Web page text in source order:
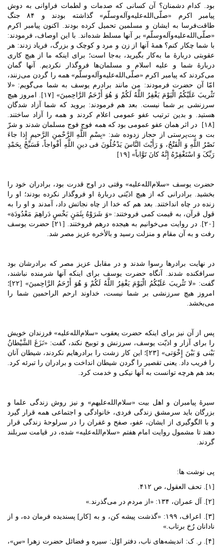
بود. کدام دشمنان؟ آن کسانی که صدمات و لطمات فراوانی به دوش
پیامبر ‌اکرم «صلّی‌الله‌علیه‌وآله‌وسلّم» گذاشته بودند و ۸۴ جنگ
طاقت‌فرسا به ایشان و مسلمین تحمیل کرده بودند. اکنون پیامبر ‌اکرم
«صلّی‌الله‌علیه‌وآله‌وسلّم» بر آنها مسلط شده‌اند. با این اوصاف، فرمودند:
با شما چکار کنم؟ همۀ آنها از زن و مرد و کوچک و بزرگ، فریاد زدند: هر
عقوبتی دربارۀ ما به‌کار بگیرید، به‌جا است؛ برای اینکه ما از هیچ کاری
دربارۀ شما و علیه اسلام و مسلمان‌ها فروگذار نکردیم. آنها گمان
می‌کردند که پیامبر اکرم «صلّی‌الله‌علیه‌وآله‌وسلّم» همه را گردن می‌زنند،
امّا آن حضرت فرمودند: من مانند برادرم یوسف به شما می‌گویم: «لا
تَثْریبَ عَلَیْکُمُ‌ الْیَوْمَ‌ یَغْفِرُ اللَّهُ لَکُمْ وَ هُوَ أَرْحَمُ الرَّاحِمینَ» [۱۷]. امروز هیچ
سرزنشی بر شما نیست. بعد هم فرمودند: بروید که شما آزاد شدگان
هستید. و بدین ترتیب عفو عمومی اعلام کردند و همه را آزاد ساختند.
[۱۸] در اثر همان عفو عمومی بود که همه فوج فوج مسلمان شدند و شرّ
بت و بت‌پرستی از حجاز زدوده شد: «بِسْمِ اللَّهِ الرَّحْمنِ الرَّحیمِ‌ إِذا جاءَ
نَصْرُ اللَّهِ وَ الْفَتْحُ، وَ رَأَیْتَ النَّاسَ یَدْخُلُونَ فی‌ دینِ اللَّهِ أَفْواجاً، فَسَبِّحْ بِحَمْدِ
رَبِّکَ وَ اسْتَغْفِرْهُ إِنَّهُ کانَ تَوَّاباً» [۱۹]
حضرت یوسف «سلام‌الله‌علیه» وقتی در اوج قدرت بود، برادران خود را
بخشید. برادرانی که از هیچ اذیّتی دربارۀ او فروگذار نکرده بودند؛ او را
زنده در چاه انداختند. بعد هم که خدا از چاه نجاتش داد، آمدند و او را به
قول قرآن، به قیمت کمی فروختند: «وَ شَرَوْهُ بِثَمَنٍ‌ بَخْسٍ‌ دَراهِمَ مَعْدُودَة»
[۲۰]. در روایت می‌خوانیم ‌به هیجده درهم فروختند. [۲۱] حضرت یوسف
رفت و به آن مقام و منزلت رسید و بالأخره عزیز مصر شد.
در نهایت برادرها رسوا شدند و در مقابل عزیز مصر که برادرشان بود
سرافکنده شدند. آنگاه حضرت یوسف برای اینکه آنها شرمنده نباشند،
گفت: «لا تَثْریبَ عَلَیْکُمُ‌ الْیَوْمَ‌ یَغْفِرُ اللَّهُ لَکُمْ وَ هُوَ أَرْحَمُ الرَّاحِمینَ» [۲۲]؛
امروز هیچ سرزنشی بر شما نیست، خداوند ارحم الراحمین شما را
می‌بخشد.
پس از آن نیز برای اینکه حضرت یعقوب «سلام‌الله‌علیه» فرزندان خویش
را برای آزار و اذیّت یوسف، سرزنش و توبیخ نکند، گفت: «نَزَغَ الشَّیْطانُ
بَیْنی‌ وَ بَیْنَ إِخْوَتی» [۲۳]؛ این کار زشت را برادرهایم نکردند، شیطان آنان
را فریب داد. یعنی تقصیر را گردن شیطان انداخت و برادران را تبرئه کرد.
بعد هم هرچه توانست به آنها نیکی و خدمت کرد.
سیرۀ پیامبران و اهل بیت «سلام‌الله‌علیهم» و نیز روش زندگی علما و
بزرگان باید سرمشق زندگی فردی، خانوادگی و اجتماعی همه قرار گیرد
و با الگوگیری از ایشان، عفو، صفح و غفران را در سرلوحۀ زندگی قرار
دهند تا مشمول روایت امام هفتم «سلام‌الله‌علیه» شده، در قیامت سربلند
گردند.
پی نوشت ها:
[۱]. تحف العقول، ص ۴۱۲.
[۲]. آل عمران، ۱۳۴: «از مردم در می‌گذرند.»
[۳]. اعراف، ۱۹۹:‌ «گذشت پیشه کن، و به [کار] پسندیده فرمان ده، و از
نادانان رُخ برتاب.»
[۴]. ر. ک: اندیشه‌های ناب، دفتر اوّل: سیره و فضائل حضرت زهرا «س»،